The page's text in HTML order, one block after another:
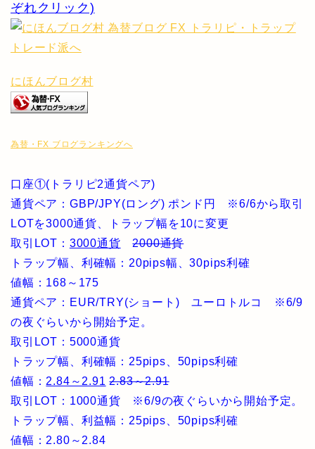
ぞれクリック)
にほんブログ村
為替・FX ブログランキングへ
口座①(トラリピ2通貨ペア)
通貨ペア：GBP/JPY(ロング) ポンド円 ※6/6から取引
LOTを3000通貨、トラップ幅を10に変更
取引LOT： 3000通貨
2000通貨
トラップ幅、利確幅：20pips幅、30pips利確
値幅：168～175
通貨ペア：EUR/TRY(ショート) ユーロトルコ ※6/9
の夜ぐらいから開始予定。
取引LOT：5000通貨
トラップ幅、利確幅：25pips、50pips利確
値幅： 2.84～2.91 2.83～2.91
取引LOT：1000通貨 ※6/9の夜ぐらいから開始予定。
トラップ幅、利益幅：25pips、50pips利確
値幅：2.80～2.84